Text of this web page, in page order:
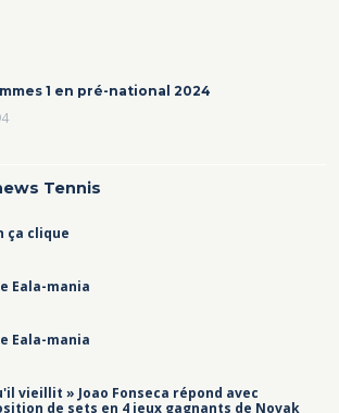
1 en pré-national 2024
Tennis
ça clique
Eala-mania
Eala-mania
vieillit » Joao Fonseca répond avec
de sets en 4 jeux gagnants de Novak